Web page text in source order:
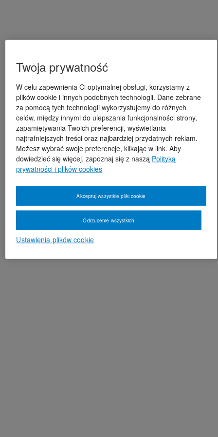
Twoja prywatność
W celu zapewnienia Ci optymalnej obsługi, korzystamy z
plików cookie i innych podobnych technologii. Dane zebrane
za pomocą tych technologii wykorzystujemy do różnych
celów, między innymi do ulepszania funkcjonalności strony,
zapamiętywania Twoich preferencji, wyświetlania
najtrafniejszych treści oraz najbardziej przydatnych reklam.
Możesz wybrać swoje preferencje, klikając w link. Aby
dowiedzieć się więcej, zapoznaj się z naszą Polityką
prywatności i plików cookies
Ustawienia plików cookie
Odrzucenie wszystkich
Akceptuj wszystkie pliki cookie